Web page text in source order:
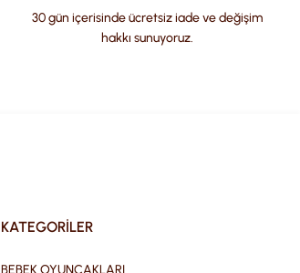
30 gün içerisinde ücretsiz iade ve değişim
hakkı sunuyoruz.
KATEGORİLER
BEBEK OYUNCAKLARI